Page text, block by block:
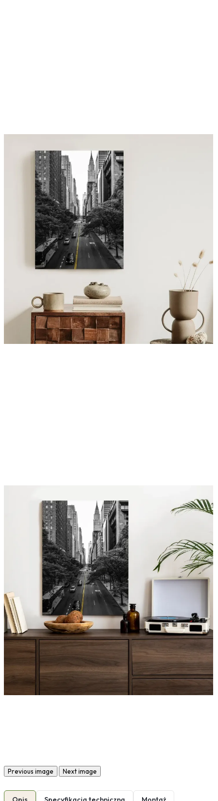
Previous image Next image